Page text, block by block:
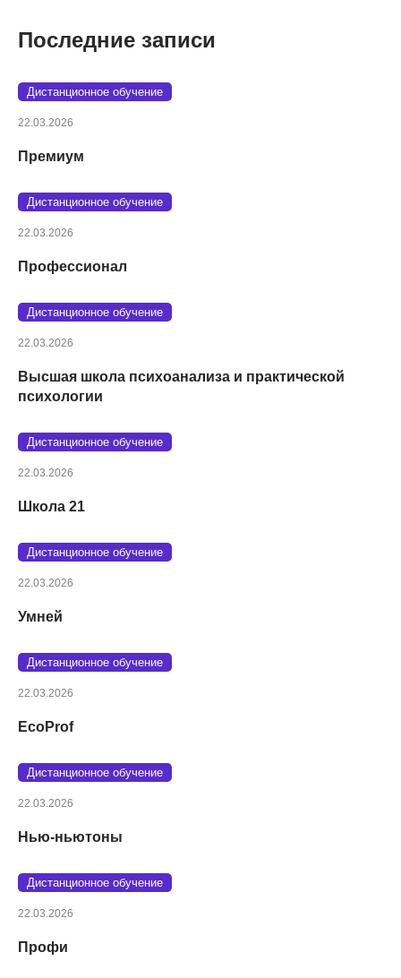
Последние записи
Дистанционное обучение
22.03.2026
Премиум
Дистанционное обучение
22.03.2026
Профессионал
Дистанционное обучение
22.03.2026
Высшая школа психоанализа и практической
психологии
Дистанционное обучение
22.03.2026
Школа 21
Дистанционное обучение
22.03.2026
Умней
Дистанционное обучение
22.03.2026
EcoProf
Дистанционное обучение
22.03.2026
Нью-ньютоны
Дистанционное обучение
22.03.2026
Профи